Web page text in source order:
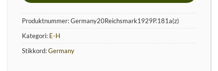
Produktnummer:Germany20Reichsmark1929P.181a(z)
Kategori: E-H
Stikkord:Germany